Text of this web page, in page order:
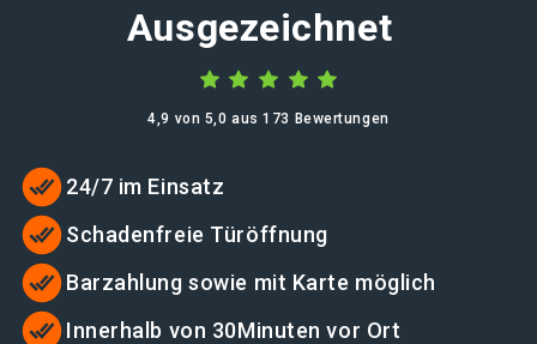
Ausgezeichnet
4,9 von 5,0 aus 173 Bewertungen
24/7 im Einsatz
Schadenfreie Türöffnung
Barzahlung sowie mit Karte möglich
Innerhalb von 30Minuten vor Ort